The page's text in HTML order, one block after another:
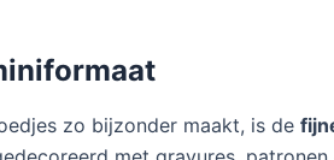
zo bijzonder maakt, is de